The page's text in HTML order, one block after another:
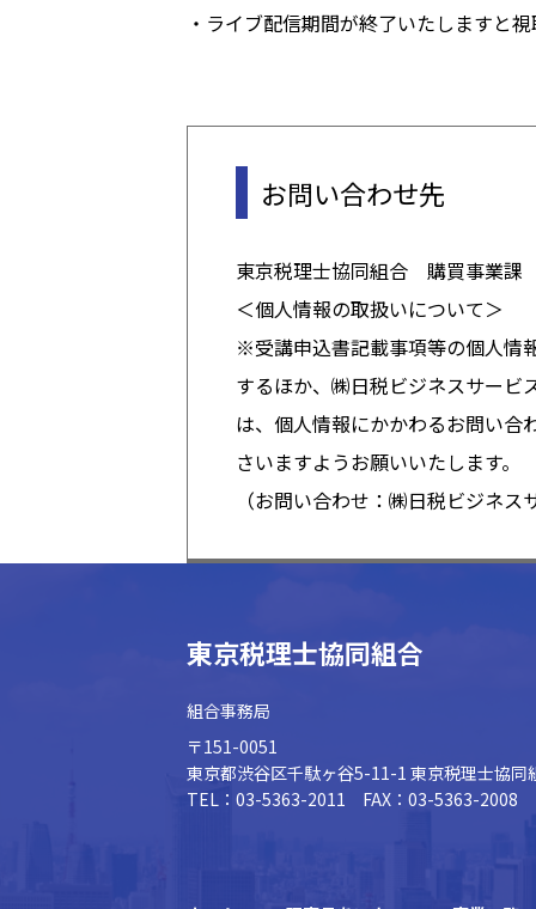
・ライブ配信期間が終了いたしますと
お問い合わせ先
東京税理士協同組合 購買事業
＜個人情報の取扱いについて＞
※受講申込書記載事項等の個人情
するほか、㈱日税ビジネスサービ
は、個人情報にかかわるお問い合
さいますようお願いいたします。
（お問い合わせ：㈱日税ビジネ
東京税理士協同組合
組合事務局
〒151-0051
東京都渋谷区千駄ヶ谷5-11-1 東京税理士協同
TEL：03-5363-2011 FAX：03-5363-2008